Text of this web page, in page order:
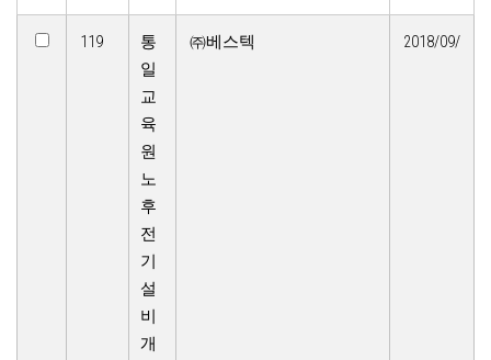
119
통
일
교
육
원
노
후
전
기
설
비
개
㈜베스텍 2018/09/